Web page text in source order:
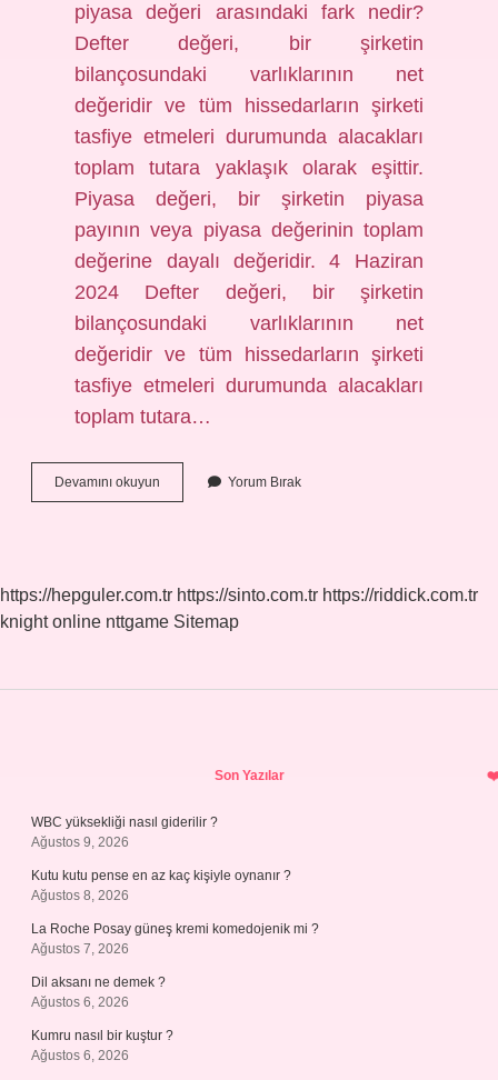
piyasa değeri arasındaki fark nedir?
Defter değeri, bir şirketin
bilançosundaki varlıklarının net
değeridir ve tüm hissedarların şirketi
tasfiye etmeleri durumunda alacakları
toplam tutara yaklaşık olarak eşittir.
Piyasa değeri, bir şirketin piyasa
payının veya piyasa değerinin toplam
değerine dayalı değeridir. 4 Haziran
2024 Defter değeri, bir şirketin
bilançosundaki varlıklarının net
değeridir ve tüm hissedarların şirketi
tasfiye etmeleri durumunda alacakları
toplam tutara…
Devamını okuyun
Senedinin
Yorum Bırak
https://hepguler.com.tr https://sinto.com.tr https://riddick.com.tr
knight online nttgame Sitemap
Son Yazılar
WBC yüksekliği nasıl giderilir ?
Ağustos 9, 2026
Kutu kutu pense en az kaç kişiyle oynanır ?
Ağustos 8, 2026
La Roche Posay güneş kremi komedojenik mi ?
Ağustos 7, 2026
Dil aksanı ne demek ?
Ağustos 6, 2026
Kumru nasıl bir kuştur ?
Ağustos 6, 2026